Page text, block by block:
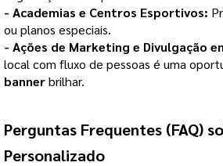
- Academias e Centros Esportivos:
ou planos especiais.
- Ações de Marketing e Divulgação
local com fluxo de pessoas é uma
bannerbrilhar.
Perguntas Frequentes (FAQ)
Personalizado